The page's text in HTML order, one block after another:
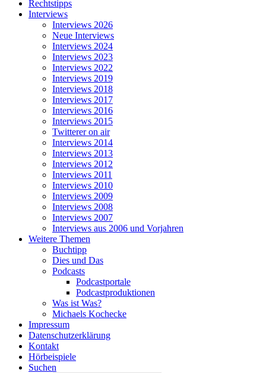
Rechtstipps
Interviews
Interviews 2026
Neue Interviews
Interviews 2024
Interviews 2023
Interviews 2022
Interviews 2019
Interviews 2018
Interviews 2017
Interviews 2016
Interviews 2015
Twitterer on air
Interviews 2014
Interviews 2013
Interviews 2012
Interviews 2011
Interviews 2010
Interviews 2009
Interviews 2008
Interviews 2007
Interviews aus 2006 und Vorjahren
Weitere Themen
Buchtipp
Dies und Das
Podcasts
Podcastportale
Podcastproduktionen
Was ist Was?
Michaels Kochecke
Impressum
Datenschutzerklärung
Kontakt
Hörbeispiele
Suchen